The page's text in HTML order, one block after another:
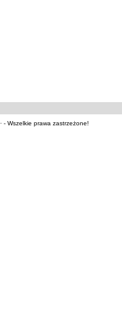
· - Wszelkie prawa zastrzeżone!